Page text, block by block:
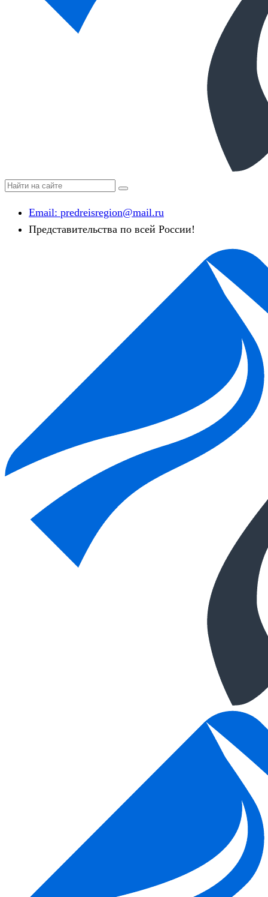
Email: predreisregion@mail.ru
Представительства по всей России!